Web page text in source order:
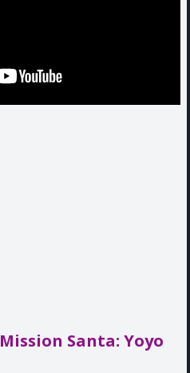
Mission Santa: Yoyo